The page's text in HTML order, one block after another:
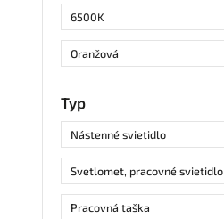
3510lm
3260lm
6240lm
180lm
2700lm
6500K
Oranžová
Typ
Nástenné svietidlo
Svetlomet, pracovné svietidlo
Pracovná taška